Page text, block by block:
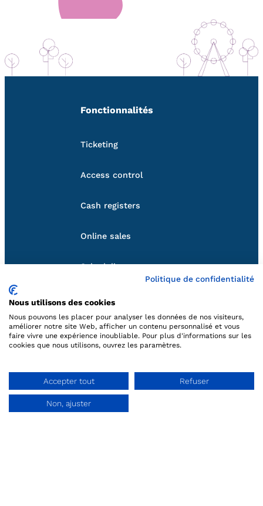
Ask a demo
Fonctionnalités
Ticketing
Access control
Cash registers
Online sales
Scheduling
Reporting
À propos
Qui sommes-nous
Politique de confidentialité
Nous utilisons des cookies
Nous pouvons les placer pour analyser les données de nos visiteurs,
améliorer notre site Web, afficher un contenu personnalisé et vous
faire vivre une expérience inoubliable. Pour plus d'informations sur les
cookies que nous utilisons, ouvrez les paramètres.
Accepter tout Refuser
Non, ajuster